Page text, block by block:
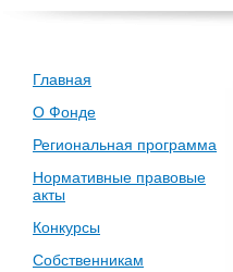
Главная
О Фонде
Региональная программа
Нормативные правовые
акты
Конкурсы
Собственникам